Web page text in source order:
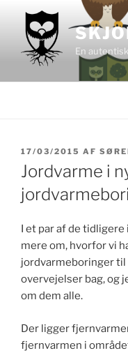
indhold
En
UDGIVET
DEN
17/03/2015 AF
Jordvarme i
I et par af de
mere om, hvorfor vi
jordvarmeboringer til
overvejelser bag, og
om dem alle.
Der ligger
fjernvarmen i